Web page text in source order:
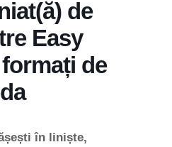
de
Easy
de
în liniște,